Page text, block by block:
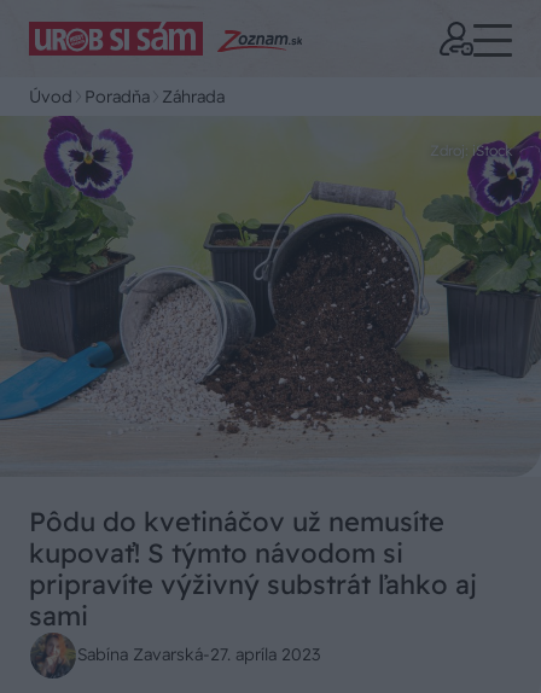
Úvod Poradňa Záhrada
Zdroj: iStock
Pôdu do kvetináčov už nemusíte
kupovať! S týmto návodom si
pripravíte výživný substrát ľahko aj
sami
Sabína Zavarská-27. apríla 2023